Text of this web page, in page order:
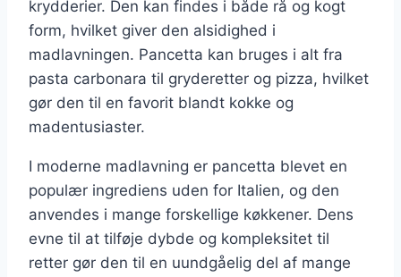
krydderier. Den kan findes i både rå og kogt
form, hvilket giver den alsidighed i
madlavningen. Pancetta kan bruges i alt fra
pasta carbonara til gryderetter og pizza, hvilket
gør den til en favorit blandt kokke og
madentusiaster.
I moderne madlavning er pancetta blevet en
populær ingrediens uden for Italien, og den
anvendes i mange forskellige køkkener. Dens
evne til at tilføje dybde og kompleksitet til
retter gør den til en uundgåelig del af mange